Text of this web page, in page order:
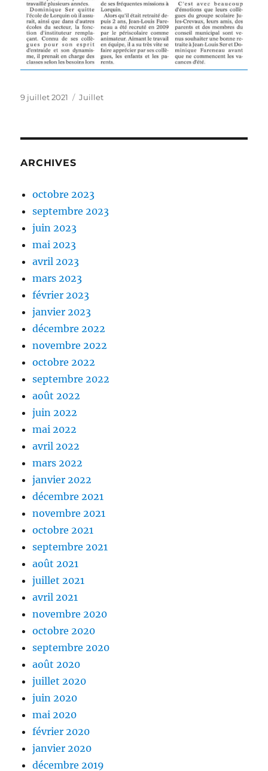
Publié
9 juillet 2021 Catégories
Juillet
ARCHIVES
octobre 2023
septembre 2023
juin 2023
mai 2023
avril 2023
mars 2023
février 2023
janvier 2023
décembre 2022
novembre 2022
octobre 2022
septembre 2022
août 2022
juin 2022
mai 2022
avril 2022
mars 2022
janvier 2022
décembre 2021
novembre 2021
octobre 2021
septembre 2021
août 2021
juillet 2021
avril 2021
novembre 2020
octobre 2020
septembre 2020
août 2020
juillet 2020
juin 2020
mai 2020
février 2020
janvier 2020
décembre 2019